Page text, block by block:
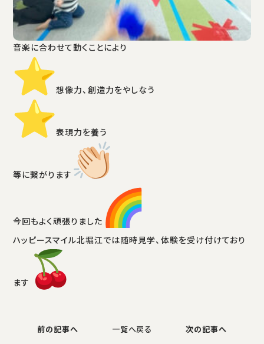
音楽に合わせて動くことにより
️想像力、創造力をやしなう
️表現力を養う
等に繋がります
今回もよく頑張りました
ハッピースマイル北堀江では随時見学、体験を受け付けており
ます
前の記事へ 一覧へ戻る 次の記事へ